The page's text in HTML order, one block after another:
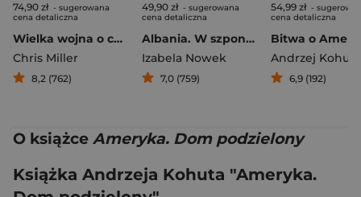
74,90 zł - sugerowana
cena detaliczna
Wielka wojna o chipy Jak USA i Chiny walczą o technologiczną dominację nad światem
Chris Miller
8,2 (762)
49,90 zł - sugerowana
cena detaliczna
Albania. W szponach czarnego orła
Izabela Nowek
7,0 (759)
54,99 zł -
cena detaliczna
Andrzej Kohut
6,9 (192)
O książce Ameryka. Dom podzielony
Książka Andrzeja Kohuta "Ameryka.